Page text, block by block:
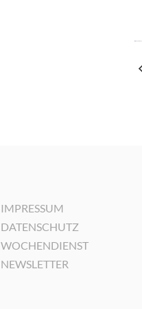
IMPRESSUM
DATENSCHUTZ
WOCHENDIENST
NEWSLETTER